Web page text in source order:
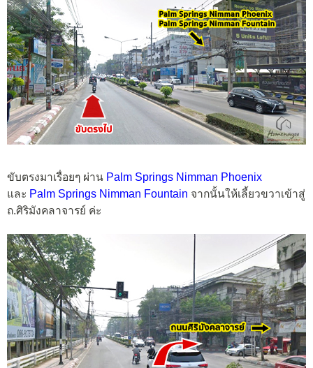
ขับตรงมาเรื่อยๆ ผ่าน Palm Springs Nimman Phoenix
และ Palm Springs Nimman Fountain จากนั้นให้เลี้ยวขวาเข้าสู่
ถ.ศิริมังคลาจารย์ ค่ะ